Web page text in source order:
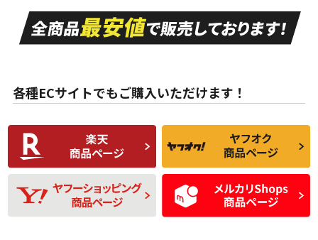
A
走行距離も少なく、
目立つ傷もほとんど
ない中古品
A
走行距離も少なく、
非常に状態の良い中
古品
な中古品
んどない中古品
C
比較的きれいな中古
品
C
られるが、使用に問
題のない中古品
D
使用感や目立つ傷が
あり、一般的な中古
品
D
残り溝も少なく、偏
磨耗がみられ、短期
間使用できるくらい
の中古品
各種ECサイトでもご購入いただけます！